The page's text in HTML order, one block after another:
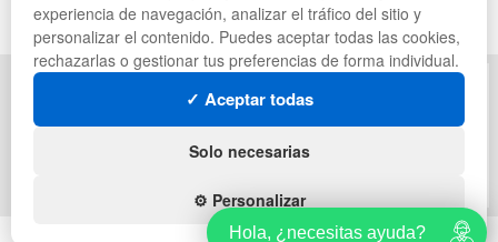
ESTANTERIASKIT
Estanterias
POLÍTICA DE PRIVACIDAD
MAPA WEB
experiencia de navegación, analizar el tráfico del sitio y
personalizar el contenido. Puedes aceptar todas las cookies,
rechazarlas o gestionar tus preferencias de forma individual.
✓ Aceptar todas
Solo necesarias
⚙️ Personalizar
Hola, ¿necesitas ayuda?